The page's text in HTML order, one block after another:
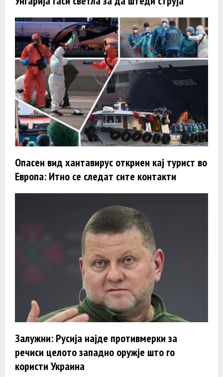
Опасен вид хантавирус откриен кај турист во
Европа: Итно се следат сите контакти
Залужни: Русија најде противмерки за
речиси целото западно оружје што го
користи Украина